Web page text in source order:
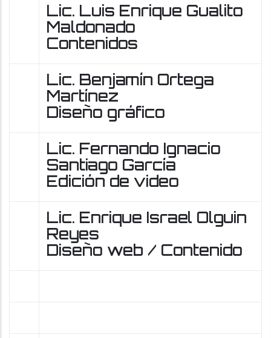
Lic. Luis Enrique Gualito
Maldonado
Contenidos
Lic. Benjamín Ortega
Martínez
Diseño gráfico
Lic. Fernando Ignacio
Santiago García
Edición de video
Lic. Enrique Israel Olguin
Reyes
Diseño web / Contenido